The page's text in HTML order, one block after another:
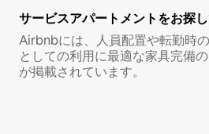
サービスアパートメントをお探
Airbnbには、人員配置や転勤時
としての利用に最適な家具完備
が掲載されています。